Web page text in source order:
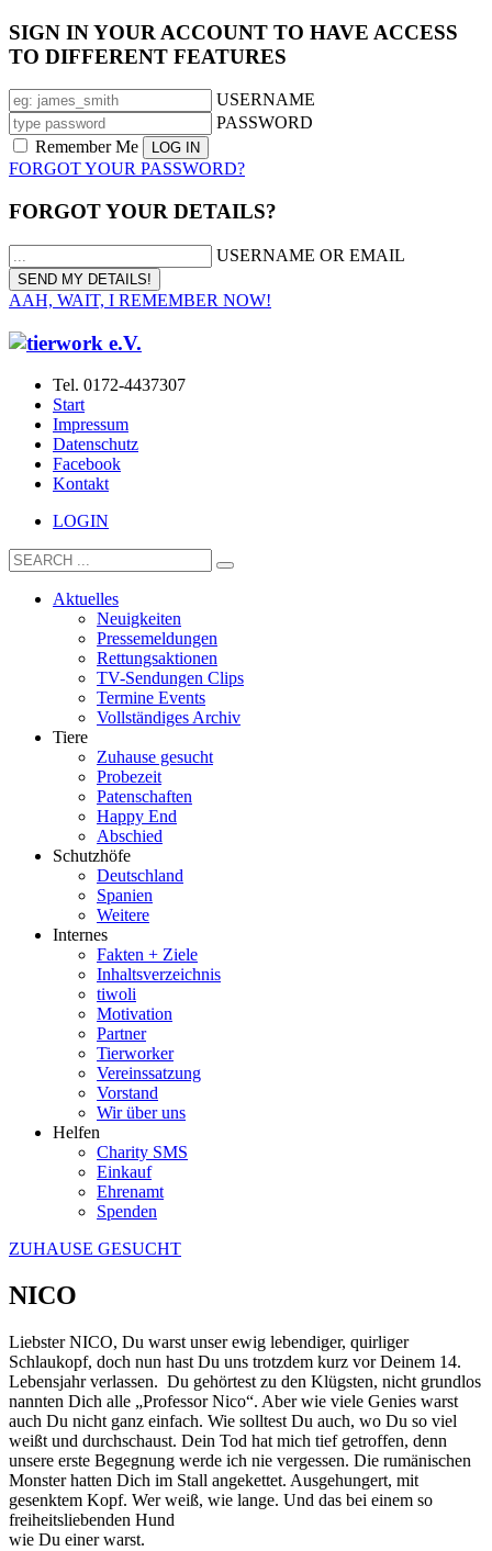
SIGN IN YOUR ACCOUNT TO HAVE ACCESS
TO DIFFERENT FEATURES
USERNAME
PASSWORD
Remember Me
FORGOT YOUR PASSWORD?
FORGOT YOUR DETAILS?
USERNAME OR EMAIL
AAH, WAIT, I REMEMBER NOW!
Tel. 0172-4437307
Start
Impressum
Datenschutz
Facebook
Kontakt
LOGIN
Aktuelles
Neuigkeiten
Pressemeldungen
Rettungsaktionen
TV-Sendungen Clips
Termine Events
Vollständiges Archiv
Tiere
Zuhause gesucht
Probezeit
Patenschaften
Happy End
Abschied
Schutzhöfe
Deutschland
Spanien
Weitere
Internes
Fakten + Ziele
Inhaltsverzeichnis
tiwoli
Motivation
Partner
Tierworker
Vereinssatzung
Vorstand
Wir über uns
Helfen
Charity SMS
Einkauf
Ehrenamt
Spenden
ZUHAUSE GESUCHT
NICO
Liebster NICO, Du warst unser ewig lebendiger, quirliger
Schlaukopf, doch nun hast Du uns trotzdem kurz vor Deinem 14.
Lebensjahr verlassen. Du gehörtest zu den Klügsten, nicht grundlos
nannten Dich alle „Professor Nico“. Aber wie viele Genies warst
auch Du nicht ganz einfach. Wie solltest Du auch, wo Du so viel
weißt und durchschaust. Dein Tod hat mich tief getroffen, denn
unsere erste Begegnung werde ich nie vergessen. Die rumänischen
Monster hatten Dich im Stall angekettet. Ausgehungert, mit
gesenktem Kopf. Wer weiß, wie lange. Und das bei einem so
freiheitsliebenden Hund
wie Du einer warst.